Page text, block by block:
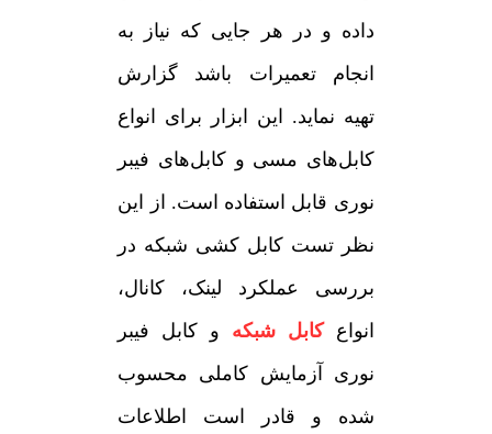
داده و در هر جایی که نیاز به
انجام تعمیرات باشد گزارش
تهیه نماید. این ابزار برای انواع
کابل‌های مسی و کابل‌های فیبر
نوری قابل استفاده است. از این
نظر تست کابل کشی شبکه در
بررسی عملکرد لینک، کانال،
انواعکابل شبکه و کابل فیبر
نوری آزمایش کاملی محسوب
شده و قادر است اطلاعات